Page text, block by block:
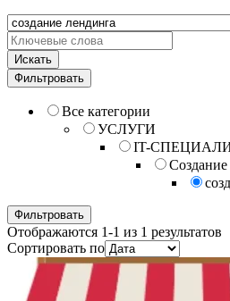
Искать
Фильтровать
Все категории
УСЛУГИ
IT-
Создание
Фильтровать
Отображаются 1-1 из 1 результатов
Сортировать по